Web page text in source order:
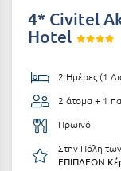
Αράχωβα
Αριδαία
Αρκαδία
Αρκίτσα
Ξενοδοχεία 1 Αστέρι
Ξενοδοχεία 2
Ξενοδοχεία 3
Ξενοδοχεία 4
Ξενοδοχεία 5
Βίλες
4* Civitel
Hotel
2 Ημέρες (1
2 άτομα + 1
Πρωινό
Στην Πόλη
ΕΠΙΠΛΕΟΝ